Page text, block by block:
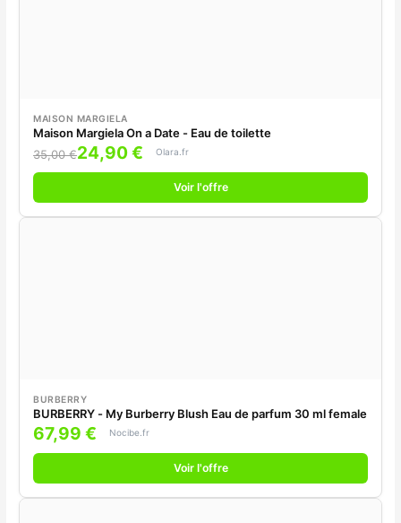
MAISON MARGIELA
Maison Margiela On a Date - Eau de toilette
35,00 €24,90 € Olara.fr
Voir l'offre
BURBERRY
BURBERRY - My Burberry Blush Eau de parfum 30 ml female
67,99 € Nocibe.fr
Voir l'offre